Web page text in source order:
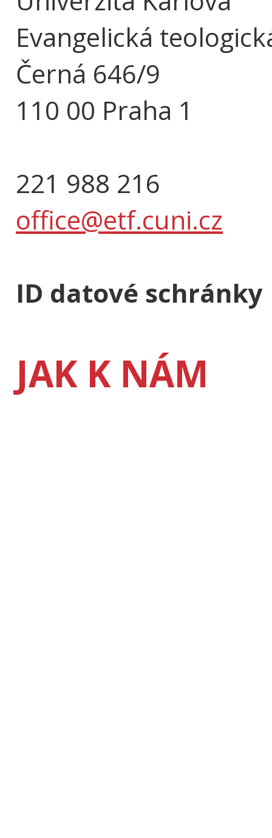
Evangelická
Černá 646/9
110 00 Praha 1
221 988 216
office@etf.cuni.cz
ID datové schránky
JAK K NÁM